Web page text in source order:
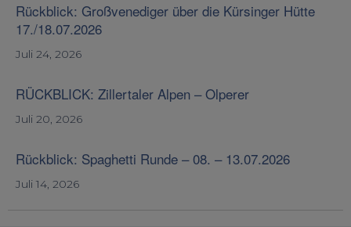
Rückblick: Großvenediger über die Kürsinger Hütte
17./18.07.2026
Juli 24, 2026
RÜCKBLICK: Zillertaler Alpen – Olperer
Juli 20, 2026
Rückblick: Spaghetti Runde – 08. – 13.07.2026
Juli 14, 2026